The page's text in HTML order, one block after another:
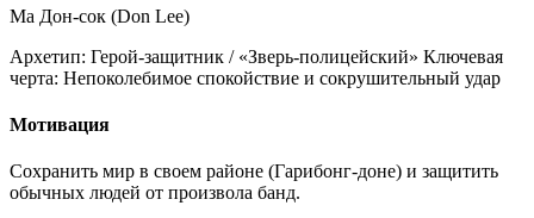
Ма Дон-сок (Don Lee)
Архетип: Герой-защитник / «Зверь-полицейский» Ключевая
черта: Непоколебимое спокойствие и сокрушительный удар
Мотивация
Сохранить мир в своем районе (Гарибонг-доне) и защитить
обычных людей от произвола банд.